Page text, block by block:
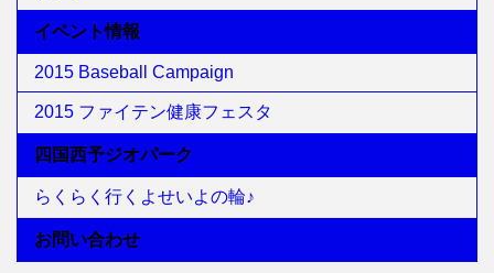
イベント情報
2015 Baseball Campaign
2015 ファイテン健康フェスタ
四国西予ジオパーク
らくらく行くよせいよの輪♪
お問い合わせ